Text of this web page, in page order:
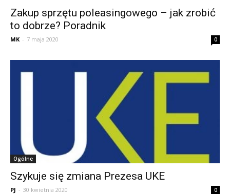
Zakup sprzętu poleasingowego – jak zrobić
to dobrze? Poradnik
MK - 7 maja 2020 0
Ogólne
Szykuje się zmiana Prezesa UKE
PJ - 30 kwietnia 2020 0